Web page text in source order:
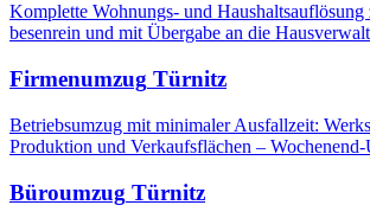
Komplette Wohnungs- und Haushaltsauflösung
besenrein und mit Übergabe an die
Firmenumzug Türnitz
Betriebsumzug mit minimaler Ausfallzeit:
Produktion und Verkaufsflächen –
Büroumzug Türnitz